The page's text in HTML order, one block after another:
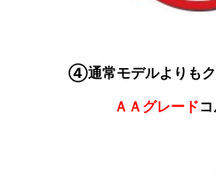
④通常モデルよりも
ＡＡグレード